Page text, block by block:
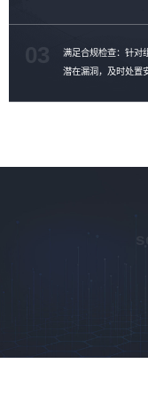
满足合规检查：针对
潜在漏洞，及时处置
03